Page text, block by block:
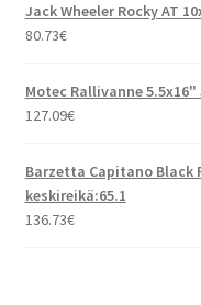
Jack Wheeler Rocky AT
80.73€
Motec Rallivanne 5.5x16"
127.09€
Barzetta Capitano Black
keskireikä:65.1
136.73€